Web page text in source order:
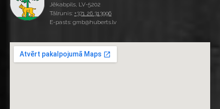
Jēkabpils, LV-5202
Tālrunis: +371 26 313996
E-pasts: gmb@huberts.lv